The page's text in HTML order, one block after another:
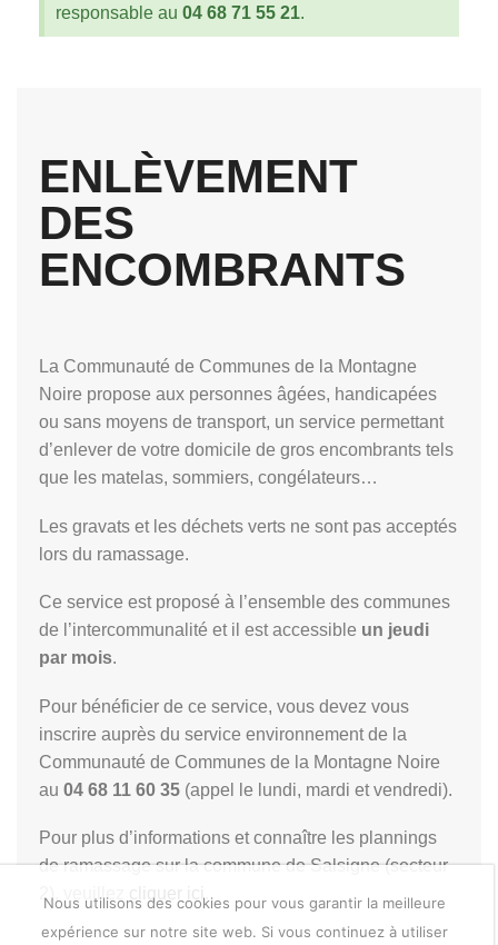
responsable au 04 68 71 55 21.
ENLÈVEMENT
DES
ENCOMBRANTS
La Communauté de Communes de la Montagne
Noire propose aux personnes âgées, handicapées
ou sans moyens de transport, un service permettant
d’enlever de votre domicile de gros encombrants tels
que les matelas, sommiers, congélateurs…
Les gravats et les déchets verts ne sont pas acceptés
lors du ramassage.
Ce service est proposé à l’ensemble des communes
de l’intercommunalité et il est accessible un jeudi
par mois.
Pour bénéficier de ce service, vous devez vous
inscrire auprès du service environnement de la
Communauté de Communes de la Montagne Noire
au 04 68 11 60 35 (appel le lundi, mardi et vendredi).
Pour plus d’informations et connaître les plannings
de ramassage sur la commune de Salsigne (secteur
2), veuillez
cliquer ici
Nous utilisons des cookies pour vous garantir la meilleure
expérience sur notre site web. Si vous continuez à utiliser